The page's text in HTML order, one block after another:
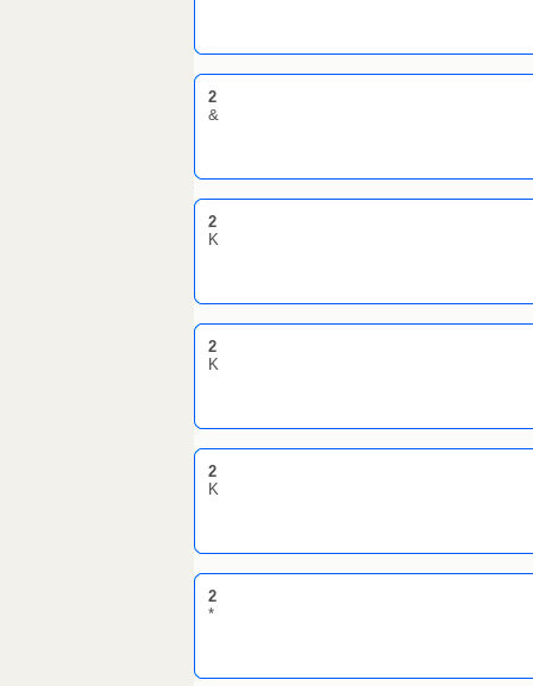
2
&
2
K
2
K
2
K
2
*